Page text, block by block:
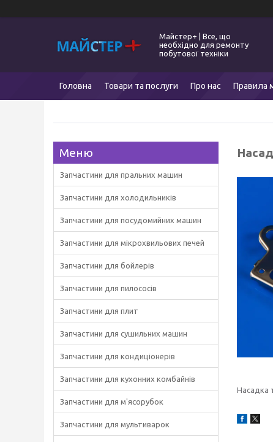
Майстер+ | Все, що
необхідно для ремонту
побутової техніки
Головна Товари та послуги Про нас Правила
Насадка
Запчастини для пральних машин
Запчастини для холодильників
Запчастини для посудомийних машин
Запчастини для мікрохвильових печей
Запчастини для бойлерів
Запчастини для пилососів
Запчастини для плит
Запчастини для сушильних машин
Запчастини для кондиціонерів
Запчастини для кухонних комбайнів
Запчастини для м'ясорубок
Запчастини для мультиварок